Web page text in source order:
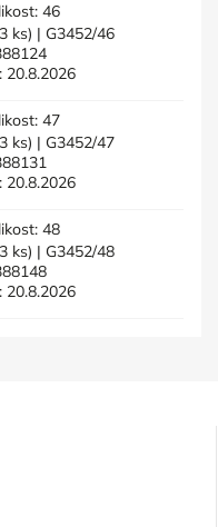
46
ks) | G3452/46
20.8.2026
47
ks) | G3452/47
20.8.2026
48
ks) | G3452/48
20.8.2026